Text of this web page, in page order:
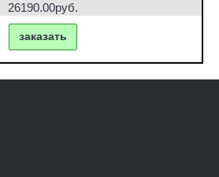
26190.00руб.
заказать